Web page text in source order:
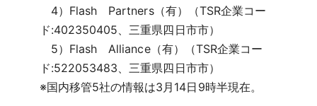
4）Flash Partners（有）（TSR企業コー
ド:402350405、三重県四日市市）
5）Flash Alliance（有）（TSR企業コー
ド:522053483、三重県四日市市）
※国内移管5社の情報は3月14日9時半現在。